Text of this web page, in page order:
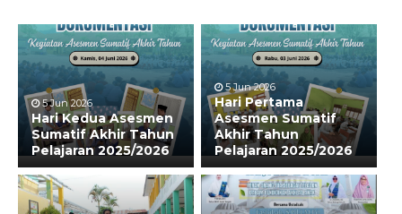
5 Jun 2026
Hari Kedua Asesmen
Sumatif Akhir Tahun
Pelajaran 2025/2026
5 Jun 2026
Hari Pertama
Asesmen Sumatif
Akhir Tahun
Pelajaran 2025/2026